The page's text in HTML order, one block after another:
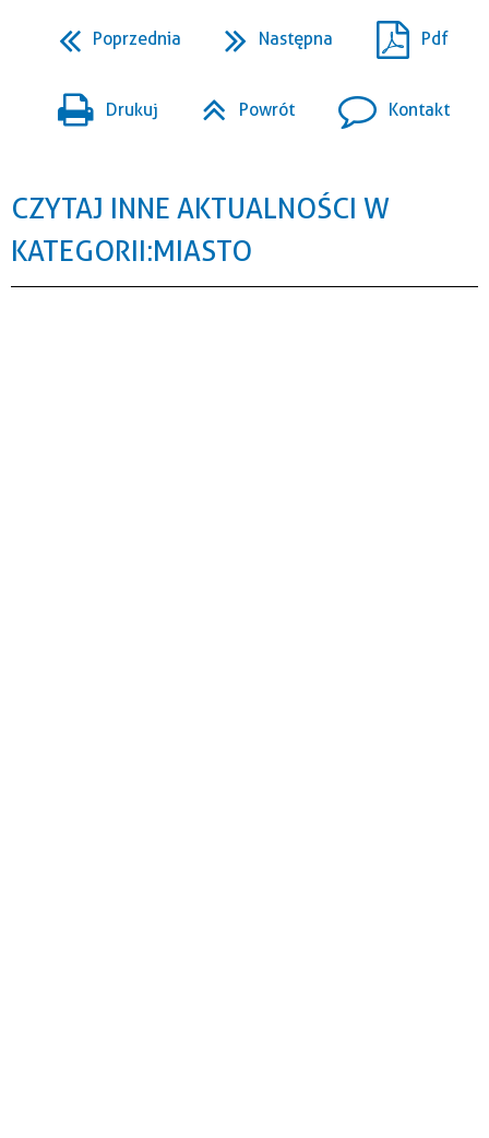
Poprzednia Następna Pdf
Drukuj Powrót Kontakt
CZYTAJ INNE AKTUALNOŚCI W
KATEGORII: MIASTO